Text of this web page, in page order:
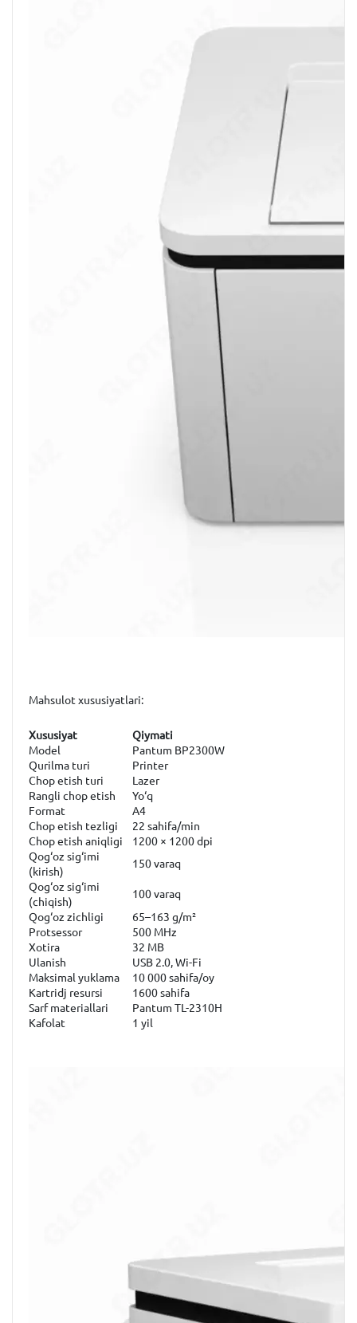
Mahsulot xususiyatlari:
Xususiyat
Qiymati
Model
Pantum BP2300W
Qurilma turi
Printer
Chop etish turi
Lazer
Rangli chop etish
Yo‘q
Format
A4
Chop etish tezligi
22 sahifa/min
Chop etish aniqligi
1200 × 1200 dpi
Qog‘oz sig‘imi
(kirish)
150 varaq
Qog‘oz sig‘imi
(chiqish)
100 varaq
Qog‘oz zichligi
65–163 g/m²
Protsessor
500 MHz
Xotira
32 MB
Ulanish
USB 2.0, Wi-Fi
Maksimal yuklama
10 000 sahifa/oy
Kartridj resursi
1600 sahifa
Sarf materiallari
Pantum TL-2310H
Kafolat
1 yil